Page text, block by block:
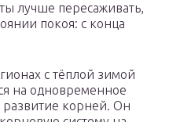
лучше пересаживать,
покоя: с конца
с тёплой зимой
на одновременное
корней. Он